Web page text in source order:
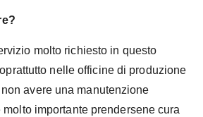
molto richiesto in questo
nelle officine di produzione
avere una manutenzione
importante prendersene cura